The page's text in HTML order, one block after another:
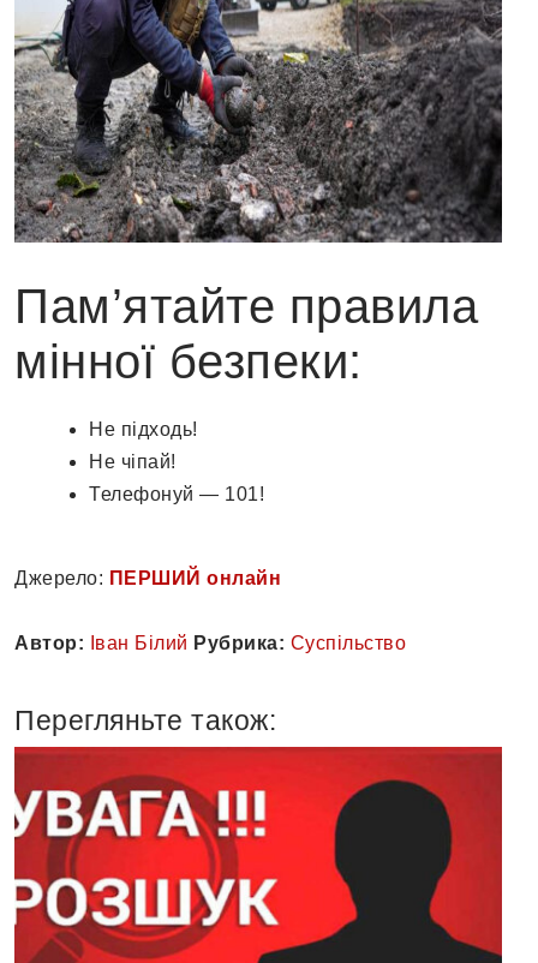
Пам’ятайте правила
мінної безпеки:
Не підходь!
Не чіпай!
Телефонуй — 101!
Джерело: ПЕРШИЙ онлайн
Автор: Іван Білий Рубрика: Суспільство
Перегляньте також: